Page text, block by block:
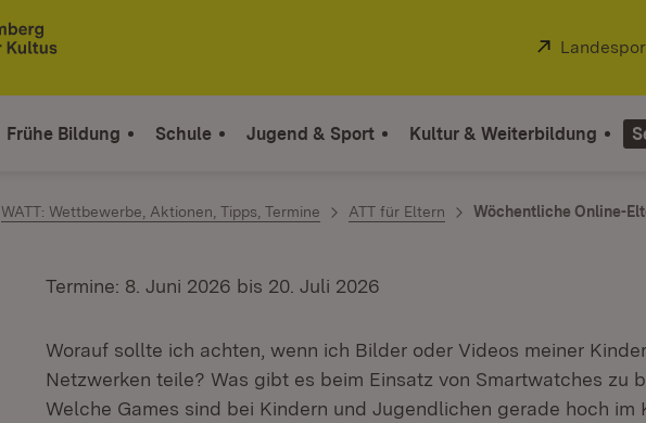
Extern:
Frühe Bildung Schule Jugend & Sport Kultur & Weiterbildung
WATT: Wettbewerbe, Aktionen, Tipps, Termine ATT für Eltern Wöchentliche Online-
Termine: 8. Juni 2026 bis 20. Juli 2026
Worauf sollte ich achten, wenn ich Bilder oder Videos meiner
Netzwerken teile? Was gibt es beim Einsatz von Smartwatches zu
Welche Games sind bei Kindern und Jugendlichen gerade hoch im